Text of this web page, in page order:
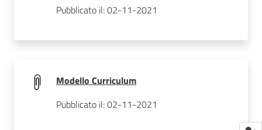
Pubblicato il: 02-11-2021
Modello Curriculum
Pubblicato il: 02-11-2021